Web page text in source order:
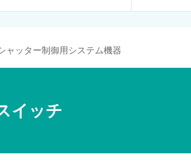
ャッター制御用システム機器
イッチ